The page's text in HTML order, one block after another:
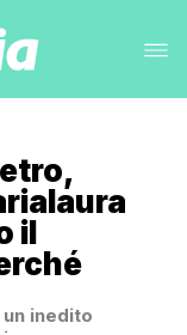
il
inedito